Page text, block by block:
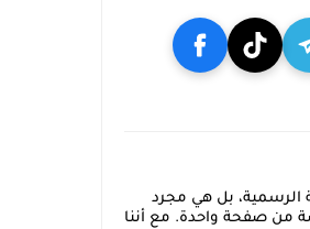
بل هي مجرد
من صفحة واحدة. مع أننا